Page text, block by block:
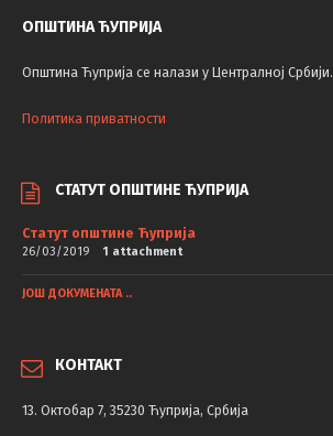
ОПШТИНА ЋУПРИЈА
Општина Ћуприја се налази у Централној Србији.
Политика приватности
СТАТУТ ОПШТИНЕ ЋУПРИЈА
Статут општине Ћуприја
26/03/2019 1 attachment
ЈОШ ДОКУМЕНАТА ..
КОНТАКТ
13. Октобар 7, 35230 Ћуприја, Србија